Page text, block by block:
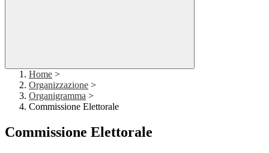
Home >
Organizzazione >
Organigramma >
Commissione Elettorale
Commissione Elettorale